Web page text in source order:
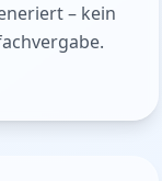
– kein